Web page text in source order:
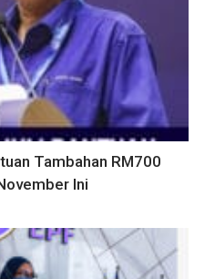
Tambahan RM700
Ini